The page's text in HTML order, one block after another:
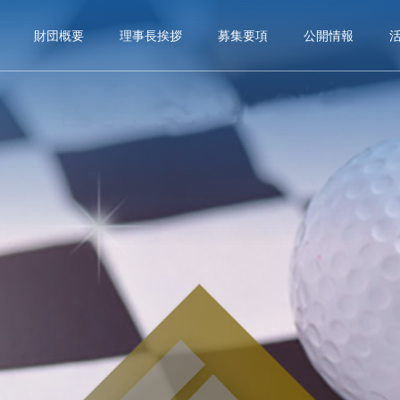
財団概要 理事長挨拶 募集要項 公開情報